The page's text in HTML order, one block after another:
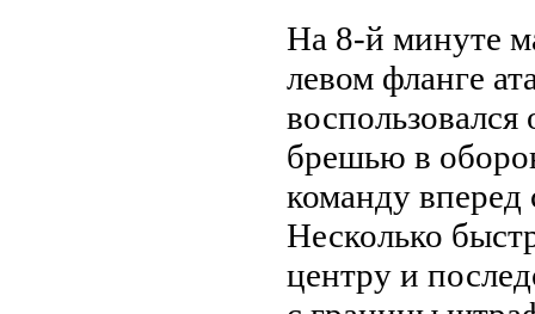
На 8-й минуте
левом фланге
брешью в
команду вперед
Несколько
центру и